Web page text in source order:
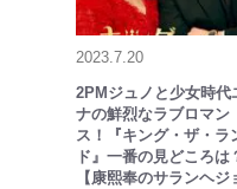
2023.7.20
2PMジュノと少女時代
ナの鮮烈なラブロマン
ス！『キング・ザ・ラ
ド』一番の見どころは
【康熙奉のサランヘジ